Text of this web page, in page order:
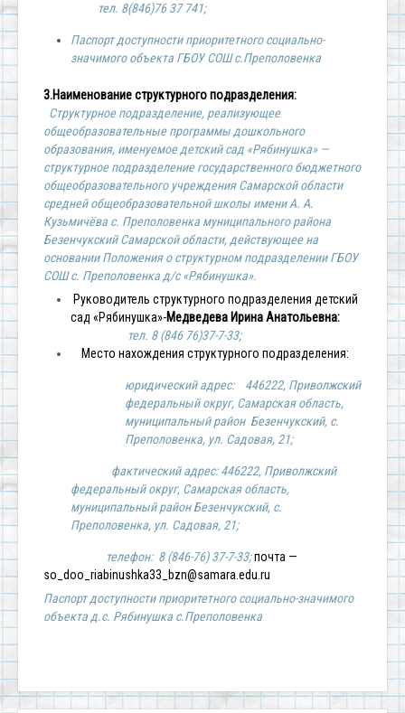
тел. 8(846)76 37 741;
Паспорт доступности приоритетного социально-
значимого объекта ГБОУ СОШ с.Преполовенка
3.Наименование структурного подразделения:
Cтруктурное подразделение, реализующее
общеобразовательные программы дошкольного
образования, именуемое детский сад «Рябинушка» —
структурное подразделение государственного бюджетного
общеобразовательного учреждения Самарской области
средней общеобразовательной школы имени А. А.
Кузьмичёва с. Преполовенка муниципального района
Безенчукский Самарской области, действующее на
основании Положения о структурном подразделении ГБОУ
СОШ с. Преполовенка д/с «Рябинушка».
Руководитель структурного подразделения детский
сад «Рябинушка»-Медведева Ирина Анатольевна:
тел. 8 (846 76)37-7-33;
Место нахождения структурного подразделения:
юридический адрес: 446222, Приволжский
федеральный округ, Самарская область,
муниципальный район Безенчукский, с.
Преполовенка, ул. Садовая, 21;
фактический адрес: 446222, Приволжский
федеральный округ, Самарская область,
муниципальный район Безенчукский, с.
Преполовенка, ул. Садовая, 21;
телефон: 8 (846-76) 37-7-33;почта —
so_doo_riabinushka33_bzn@samara.edu.ru
Паспорт доступности приоритетного социально-значимого
объекта д.с. Рябинушка с.Преполовенка